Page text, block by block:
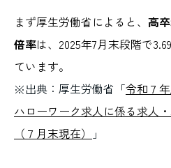
まず厚生労働省によると、 高
倍率は、2025年7月末段階で3.69
ています。
※出典：厚生労働省「令和７
ハローワーク求人に係る求人
（７月末現在）
」